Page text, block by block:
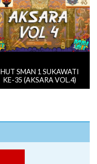
HUT SMAN 1 SUKAWATI
KE-35 (AKSARA VOL.4)